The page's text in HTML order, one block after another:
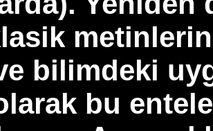
bilimdeki
bu